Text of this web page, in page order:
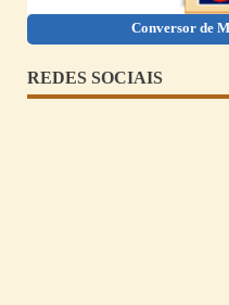
Conversor de
REDES SOCIAIS